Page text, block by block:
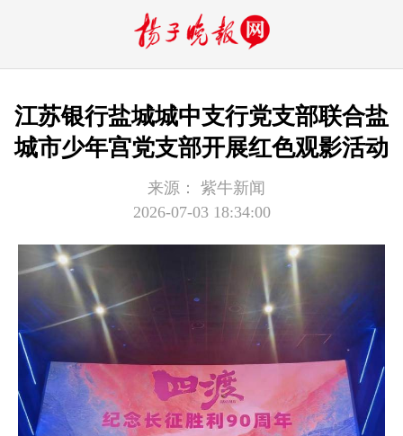
江苏银行盐城城中支行党支部联合盐
城市少年宫党支部开展红色观影活动
来源：
紫牛新闻
2026-07-03 18:34:00